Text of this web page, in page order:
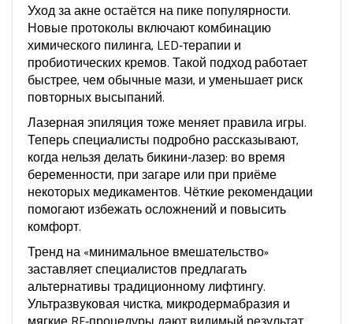
Уход за акне остаётся на пике популярности.
Новые протоколы включают комбинацию
химического пилинга, LED‑терапии и
пробиотических кремов. Такой подход работает
быстрее, чем обычные мази, и уменьшает риск
повторных высыпаний.
Лазерная эпиляция тоже меняет правила игры.
Теперь специалисты подробно рассказывают,
когда нельзя делать бикини‑лазер: во время
беременности, при загаре или при приёме
некоторых медикаментов. Чёткие рекомендации
помогают избежать осложнений и повысить
комфорт.
Тренд на «минимальное вмешательство»
заставляет специалистов предлагать
альтернативы традиционному лифтингу.
Ультразвуковая чистка, микродермабразия и